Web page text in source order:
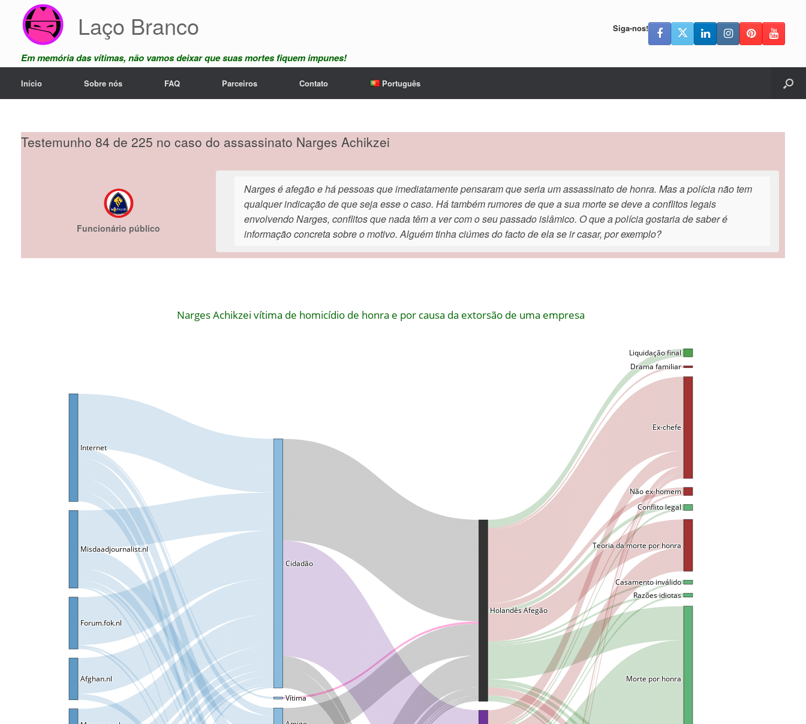
content
Laço Branco
Em memória das vítimas, não vamos deixar que suas mortes fiquem impunes!
Siga-nos!
Início Sobre nós FAQ Parceiros Contato Português
Testemunho 84 de 225 no caso do assassinato Narges Achikzei
Funcionário público
Narges é afegão e há pessoas que imediatamente pensaram que seria um assassinato de honra. Mas a polícia não tem
qualquer indicação de que seja esse o caso. Há também rumores de que a sua morte se deve a conflitos legais
envolvendo Narges, conflitos que nada têm a ver com o seu passado islâmico. O que a polícia gostaria de saber é
informação concreta sobre o motivo. Alguém tinha ciúmes do facto de ela se ir casar, por exemplo?